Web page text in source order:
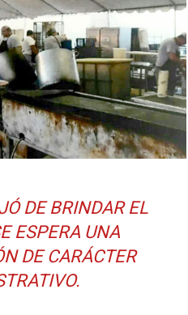
DE BRINDAR EL
ESPERA UNA
DE CARÁCTER